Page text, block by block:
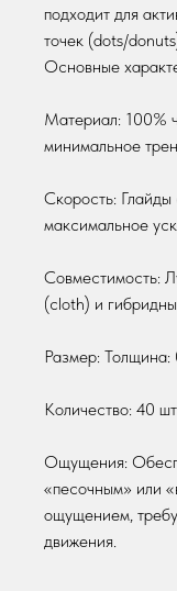
подходит для
точек (dots/
Основные
Материал: 100%
минимальное
Скорость:
максимальное
Совместимость:
(cloth) и
Размер:
Количество: 40
Ощущения:
«песочным» или
ощущением,
движения.
© ne4store 2025
МАГАЗИН
Столы и кресла
Наушники
Мышки
МЫ В СОЦСЕТЯХ
Telegram